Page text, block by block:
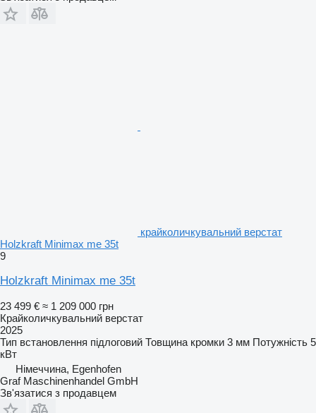
крайколичкувальний верстат
Holzkraft Minimax me 35t
9
Holzkraft Minimax me 35t
23 499 € ≈ 1 209 000 грн
Крайколичкувальний верстат
2025
Тип встановлення підлоговий Товщина кромки 3 мм Потужність 5
кВт
Німеччина, Egenhofen
Graf Maschinenhandel GmbH
Зв'язатися з продавцем